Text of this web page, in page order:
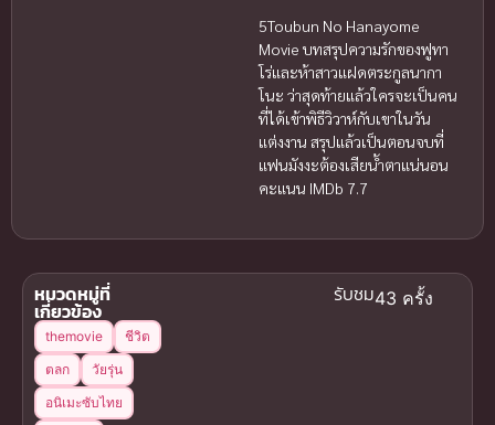
5Toubun No Hanayome
Movie บทสรุปความรักของฟูทา
โร่และห้าสาวแฝดตระกูลนากา
โนะ ว่าสุดท้ายแล้วใครจะเป็นคน
ที่ได้เข้าพิธีวิวาห์กับเขาในวัน
แต่งงาน สรุปแล้วเป็นตอนจบที่
แฟนมังงะต้องเสียน้ำตาแน่นอน
คะแนน IMDb 7.7
รับชม43 ครั้ง
หมวดหมู่ที่
เกี่ยวข้อง
themovie
ชีวิต
ตลก
วัยรุ่น
อนิเมะซับไทย